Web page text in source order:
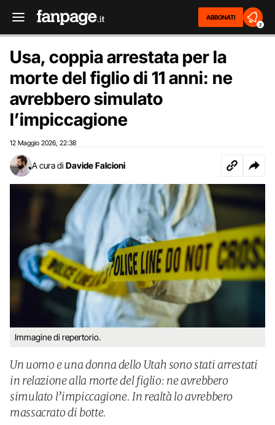
ABBONATI
2
Usa, coppia arrestata per la
morte del figlio di 11 anni: ne
avrebbero simulato
l’impiccagione
12 Maggio 2026 22:38
A cura di Davide Falcioni
Immagine di repertorio.
Un uomo e una donna dello Utah sono stati arrestati
in relazione alla morte del figlio: ne avrebbero
simulato l’impiccagione. In realtà lo avrebbero
massacrato di botte.